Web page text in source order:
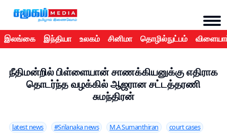
இலங்கை இந்தியா உலகம் சினிமா தொழில்நுட்பம்
நீதிமன்றில் பிள்ளையான் சாணக்கியனுக்கு எதிராக
தொடர்ந்த வழக்கில் ஆஜரான சட்டத்தரணி
சுமந்திரன்
latest news #Srilanaka news M.A Sumanthiran
court cases